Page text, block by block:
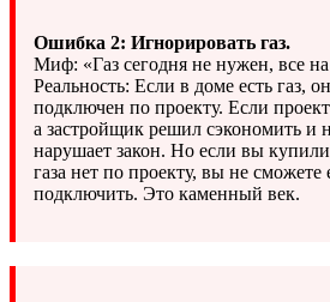
Ошибка 2: Игнорировать газ.
Миф: «Газ сегодня не нужен, все на
Реальность: Если в доме есть газ,
подключен по проекту. Если
а застройщик решил сэкономить и
нарушает закон. Но если вы
газа нет по проекту, вы не сможете
подключить. Это каменный век.